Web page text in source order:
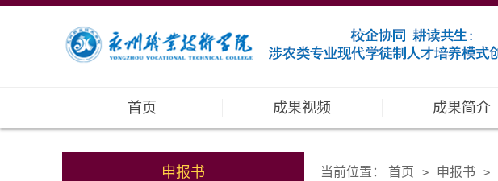
首页 成果视频 成果简介
申报书 当前位置： 首页 > 申报书 >